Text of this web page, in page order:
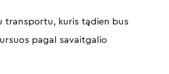
transportu, kuris tądien bus
pagal savaitgalio